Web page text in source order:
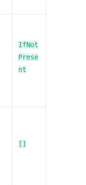
IfNot
Prese
nt
[]